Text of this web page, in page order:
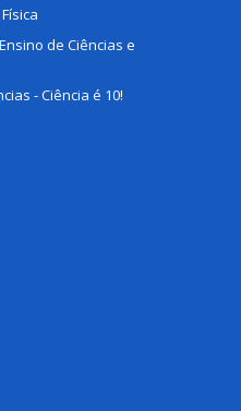
de Ciências e
- Ciência é 10!